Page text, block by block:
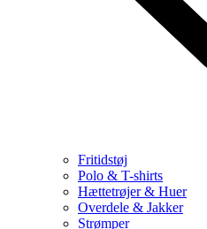
Fritidstøj
Polo & T-shirts
Hættetrøjer & Huer
Overdele & Jakker
Strømper